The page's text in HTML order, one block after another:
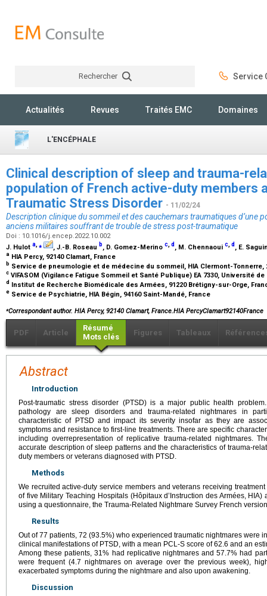
Rechercher Service
Actualités Revues Traités EMC Domaines
L'ENCÉPHALE
Clinical description of sleep and trauma-
population of French active-duty members
Traumatic Stress Disorder - 11/02/24
Description clinique du sommeil et des cauchemars traumatiques d’une
anciens militaires souffrant de trouble de stress post-traumatique
Doi : 10.1016/j.encep.2022.10.002
J. Hulot a,⁎ , J.-B. Roseau b, D. Gomez-Merino c,d , M. Chennaoui c,d , E.
a HIA Percy, 92140 Clamart, France
b Service de pneumologie et de médecine du sommeil, HIA Clermont-Tonnerre,
c VIFASOM (Vigilance Fatigue Sommeil et Santé Publique) EA 7330, Université
d Institut de Recherche Biomédicale des Armées, 91220 Brétigny-sur-Orge,
e Service de Psychiatrie, HIA Bégin, 94160 Saint-Mandé, France
⁎Correspondant author. HIA Percy, 92140 Clamart, France.HIA PercyClamart92140France
PDF Article
Résumé
Mots clés
Figures Tableaux
Abstract
Introduction
Post-traumatic stress disorder (PTSD) is a major public health
pathology are sleep disorders and trauma-related nightmares in
characteristic of PTSD and impact its severity insofar as they are
symptoms and resistance to first-line treatments. There are specific
including overrepresentation of replicative trauma-related nightmares.
accurate description of sleep patterns and the characteristics of trauma-
duty members or veterans diagnosed with PTSD.
Methods
We recruited active-duty service members and veterans receiving
of five Military Teaching Hospitals (Hôpitaux d’Instruction des Armées,
using a questionnaire, the Trauma-Related Nightmare Survey French
Results
Out of 77 patients, 72 (93.5%) who experienced traumatic nightmares were
clinical manifestations of PTSD, with a mean PCL-S score of 62.6 and an
Among these patients, 31% had replicative nightmares and 57.7% had
were frequent (4.7 nightmares on average over the previous week),
exacerbated symptoms during the nightmare and also upon awakening.
Discussion